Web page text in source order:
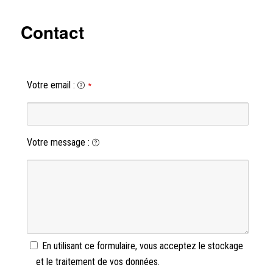
Contact
Votre email : *
Votre message :
En utilisant ce formulaire, vous acceptez le stockage
et le traitement de vos données.